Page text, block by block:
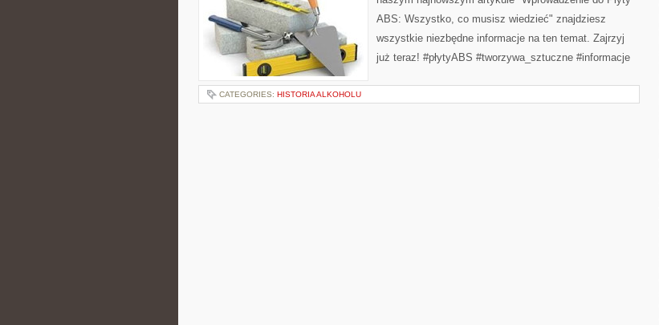
MUSISZ
ABS: Wszystko, co musisz wiedzieć" znajdziesz
wszystkie niezbędne informacje na ten temat. Zajrzyj
już teraz! #płytyABS #tworzywa_sztuczne #informacje
CATEGORIES: HISTORIA ALKOHOLU